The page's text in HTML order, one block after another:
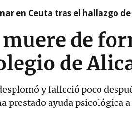
en Ceuta tras el hallazgo
de
de
y falleció poco
prestado ayuda psicológica